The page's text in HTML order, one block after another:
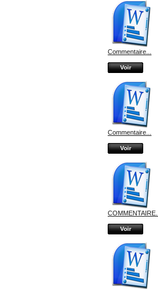
Commentaire...
Voir
Commentaire...
Voir
COMMENTAIRE...
Voir